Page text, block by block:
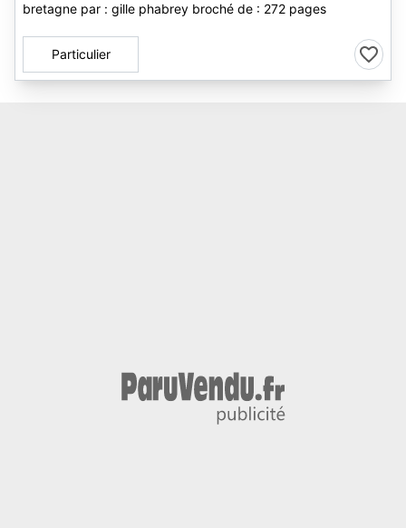
bretagne par : gille phabrey broché de : 272 pages
Particulier